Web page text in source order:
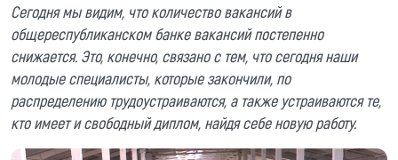
Сегодня мы видим, что количество вакансий в
общереспубликанском банке вакансий постепенно
снижается. Это, конечно, связано с тем, что сегодня наши
молодые специалисты, которые закончили, по
распределению трудоустраиваются, а также устраиваются те,
кто имеет и свободный диплом, найдя себе новую работу.